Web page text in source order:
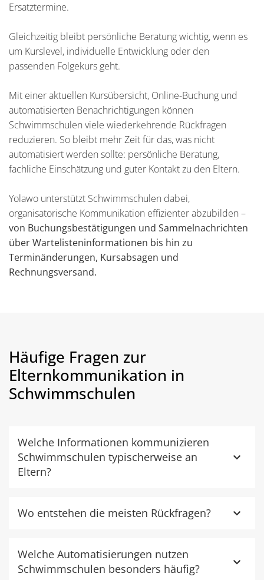
Ersatztermine.
Gleichzeitig bleibt persönliche Beratung wichtig, wenn es
um Kurslevel, individuelle Entwicklung oder den
passenden Folgekurs geht.
Mit einer aktuellen Kursübersicht, Online-Buchung und
automatisierten Benachrichtigungen können
Schwimmschulen viele wiederkehrende Rückfragen
reduzieren. So bleibt mehr Zeit für das, was nicht
automatisiert werden sollte: persönliche Beratung,
fachliche Einschätzung und guter Kontakt zu den Eltern.
Yolawo unterstützt Schwimmschulen dabei,
organisatorische Kommunikation effizienter abzubilden –
von Buchungsbestätigungen und Sammelnachrichten
über Wartelisteninformationen bis hin zu
Terminänderungen, Kursabsagen und
Rechnungsversand.
Häufige Fragen zur
Elternkommunikation in
Schwimmschulen
Welche Informationen kommunizieren
Schwimmschulen typischerweise an
Eltern?
Wo entstehen die meisten Rückfragen?
Welche Automatisierungen nutzen
Schwimmschulen besonders häufig?